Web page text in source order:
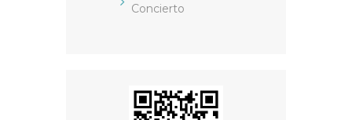
Concierto